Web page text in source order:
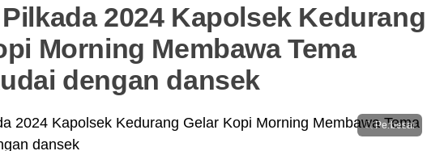
2024 Kapolsek Kedurang
Morning Membawa Tema
dengan dansek
Perbesar